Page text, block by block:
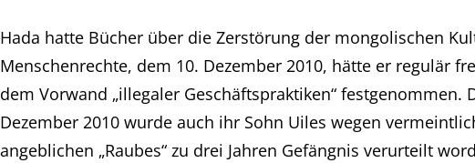
Hada hatte Bücher über die Zerstörung der mongolischen
Menschenrechte, dem 10. Dezember 2010, hätte er regulär
dem Vorwand „illegaler Geschäftspraktiken“
Dezember 2010 wurde auch ihr Sohn Uiles wegen
angeblichen „Raubes“ zu drei Jahren Gefängnis verurteilt